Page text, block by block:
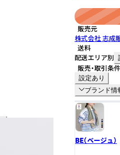
販売元
株式会社 志成
送料
配送エリア別
販売・取引条件
設定あり
ブランド情
BE（ベージュ）